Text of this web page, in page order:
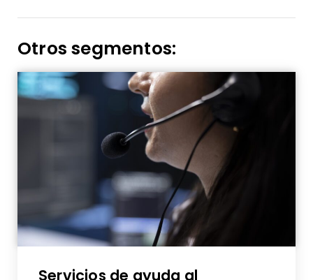
Otros segmentos:
Servicios de ayuda al